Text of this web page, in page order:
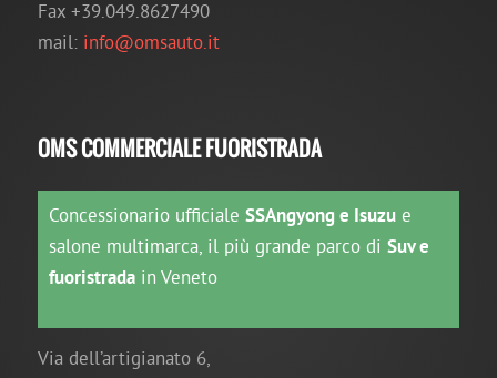
Fax +39.049.8627490
mail: info@omsauto.it
OMS COMMERCIALE FUORISTRADA
Concessionario ufficiale SSAngyong e Isuzue
salone multimarca, il più grande parco di Suv e
fuoristradain Veneto
Via dell’artigianato 6,